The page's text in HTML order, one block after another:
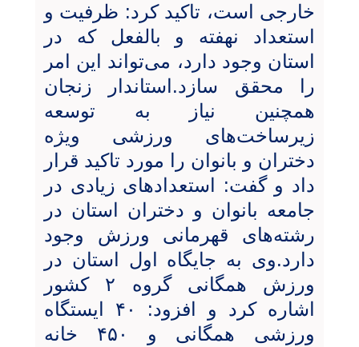
خارجی است، تاکید کرد: ظرفیت و
استعداد نهفته و بالفعل که در
استان وجود دارد، می‌تواند این امر
را محقق سازد.استاندار زنجان
همچنین نیاز به توسعه
زیرساخت‌های ورزشی ویژه
دختران و بانوان را مورد تاکید قرار
داد و گفت: استعدادهای زیادی در
جامعه بانوان و دختران استان در
رشته‌های قهرمانی ورزش وجود
دارد.وی به جایگاه اول استان در
ورزش همگانی گروه ۲ کشور
اشاره کرد و افزود: ۴۰ ایستگاه
ورزشی همگانی و ۴۵۰ خانه